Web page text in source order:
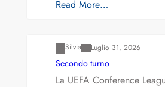
Read More…
Silvia Luglio 31, 2026
Secondo turno
La UEFA Conference